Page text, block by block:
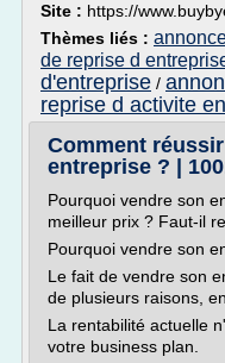
Site : https://
Thèmes liés :
de reprise d
d'entreprise /
reprise d activite
Comment
entreprise ? |
Pourquoi vendre son
meilleur prix ? Faut-il
Pourquoi vendre son
Le fait de vendre son
de plusieurs raisons,
La rentabilité actuelle
votre business plan.